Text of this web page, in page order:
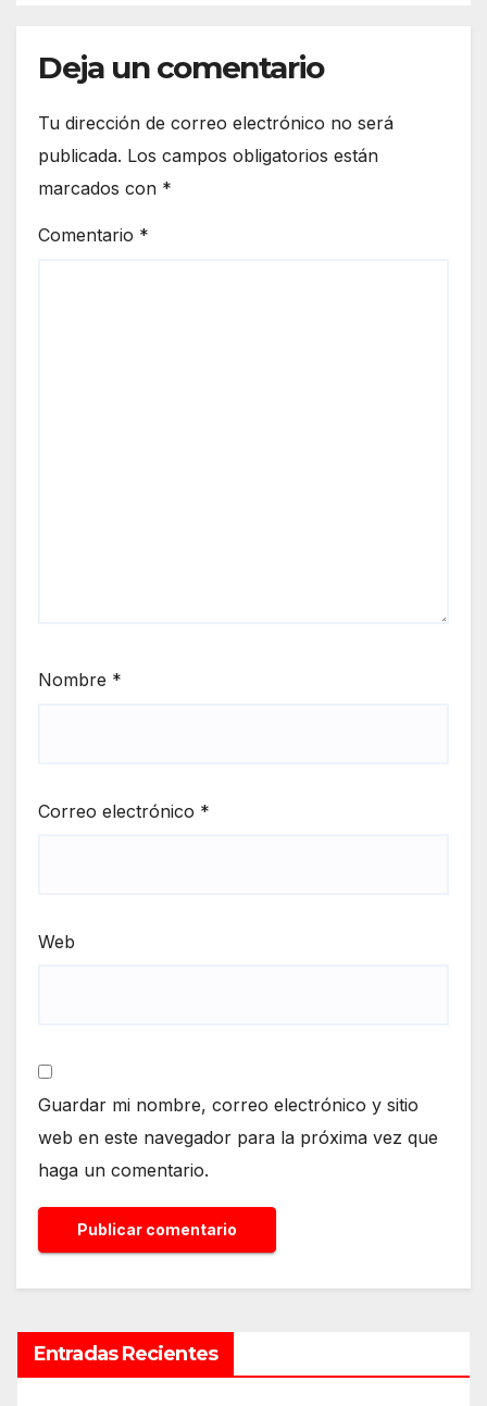
Deja un comentario
Tu dirección de correo electrónico no será
publicada. Los campos obligatorios están
marcados con *
Comentario *
Nombre *
Correo electrónico *
Web
Guardar mi nombre, correo electrónico y sitio
web en este navegador para la próxima vez que
haga un comentario.
Entradas Recientes